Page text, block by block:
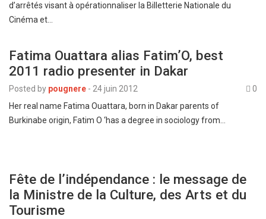
d’arrêtés visant à opérationnaliser la Billetterie Nationale du
Cinéma et…
Fatima Ouattara alias Fatim’O, best
2011 radio presenter in Dakar
Posted by pougnere - 24 juin 2012
0
Her real name Fatima Ouattara, born in Dakar parents of
Burkinabe origin, Fatim O ‘has a degree in sociology from…
Fête de l’indépendance : le message de
la Ministre de la Culture, des Arts et du
Tourisme